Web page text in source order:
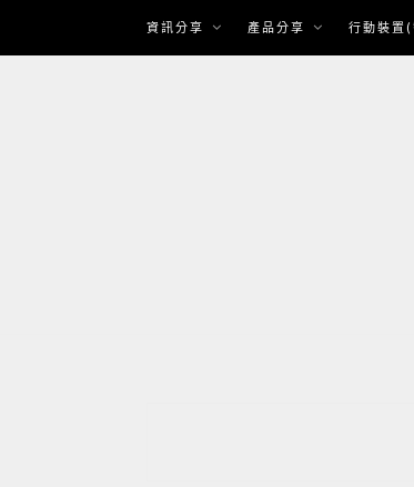
content
資訊分享 產品分享 行動裝置